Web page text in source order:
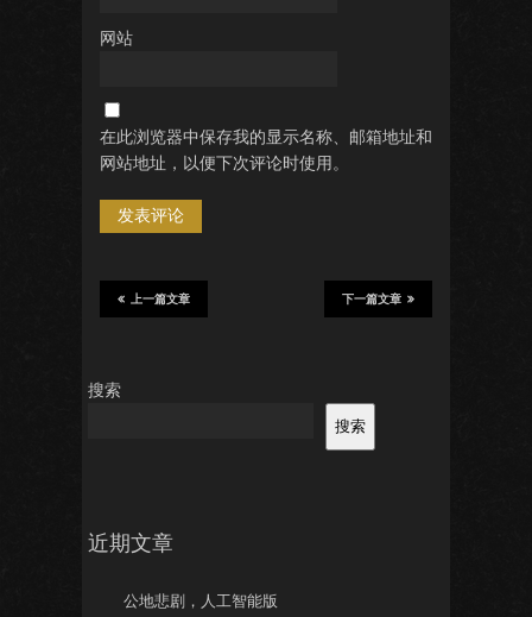
网站
在此浏览器中保存我的显示名称、邮箱地址和
网站地址，以便下次评论时使用。
下一篇文章
上一篇文章
搜索
搜索
近期文章
公地悲剧，人工智能版